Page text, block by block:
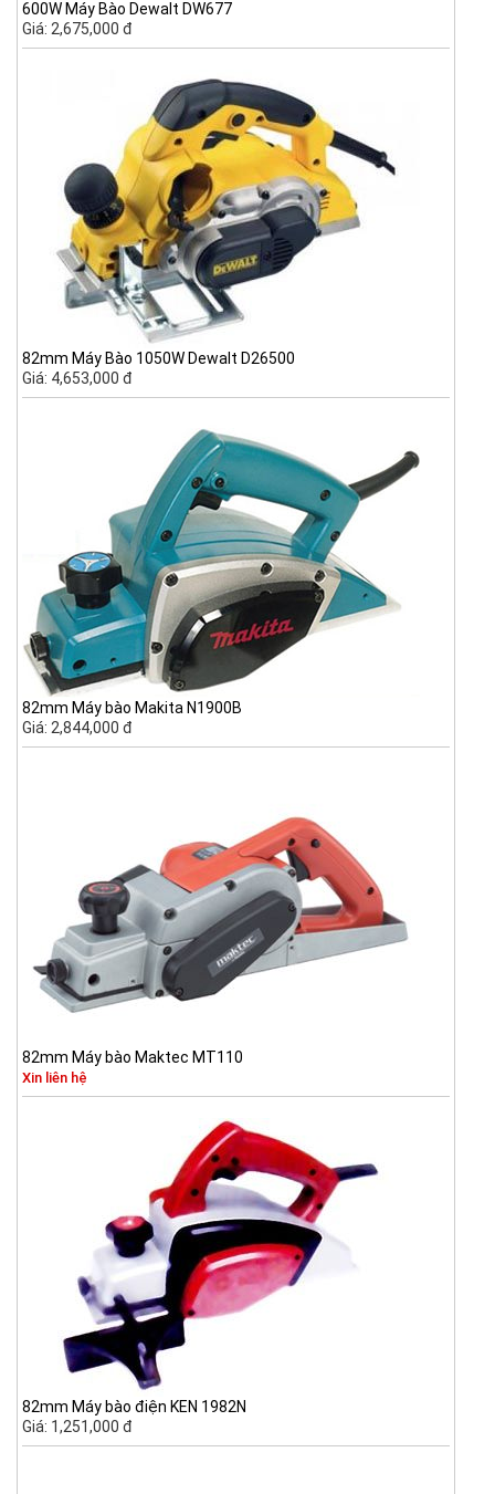
600W Máy Bào Dewalt DW677
Giá: 2,675,000 đ
82mm Máy Bào 1050W Dewalt D26500
Giá: 4,653,000 đ
82mm Máy bào Makita N1900B
Giá: 2,844,000 đ
82mm Máy bào Maktec MT110
Xin liên hệ
82mm Máy bào điện KEN 1982N
Giá: 1,251,000 đ